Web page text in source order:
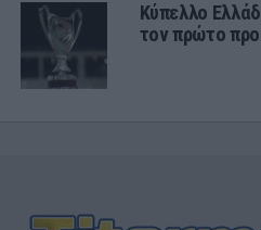
Κύπελλο
τον πρώτο